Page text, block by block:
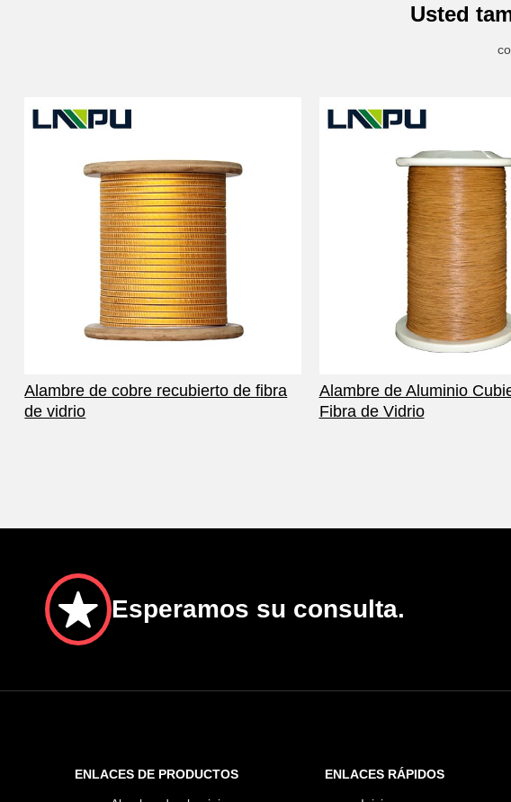
Usted
Alambre de cobre recubierto de fibra
de vidrio
Alambre de Aluminio
Fibra de Vidrio
Esperamos su consulta.
ENLACES DE PRODUCTOS ENLACES RÁPIDOS